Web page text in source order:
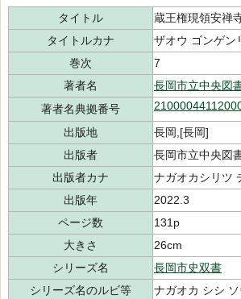
タイトル
蔵王権現領安禅
タイトルカナ
ザオウ ゴンゲン
巻次
7
著者名
長岡市立中央図
著者名典拠番号
出版地
長岡,[長岡]
出版者
長岡市立中央図
出版者カナ
ナガオカシリツ
出版年
2022.3
ページ数
131p
大きさ
26cm
シリーズ名
長岡市史双書
シリーズ名のルビ等
ナガオカ シシ ソ